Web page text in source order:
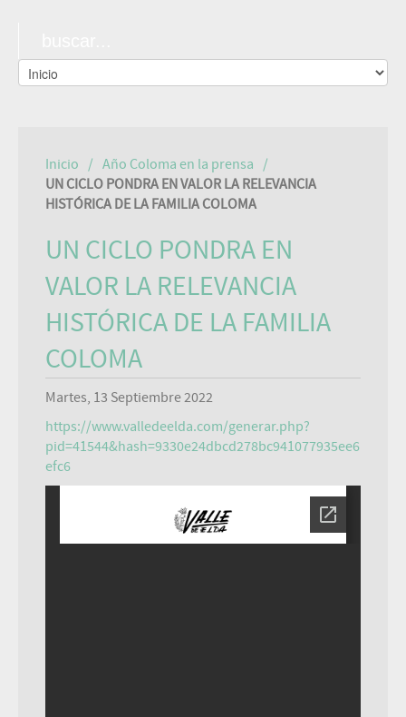
Inicio
Año Coloma en la prensa
UN CICLO PONDRA EN VALOR LA RELEVANCIA
HISTÓRICA DE LA FAMILIA COLOMA
UN CICLO PONDRA EN
VALOR LA RELEVANCIA
HISTÓRICA DE LA FAMILIA
COLOMA
Martes, 13 Septiembre 2022
https://www.valledeelda.com/generar.php?
pid=41544&hash=9330e24dbcd278bc941077935ee6
efc6